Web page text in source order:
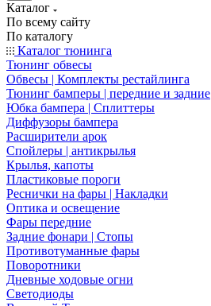
Каталог
По всему сайту
По каталогу
Каталог тюнинга
Тюнинг обвесы
Обвесы | Комплекты рестайлинга
Тюнинг бамперы | передние и задние
Юбка бампера | Сплиттеры
Диффузоры бампера
Расширители арок
Спойлеры | антикрылья
Крылья, капоты
Пластиковые пороги
Реснички на фары | Накладки
Оптика и освещение
Фары передние
Задние фонари | Стопы
Противотуманные фары
Поворотники
Дневные ходовые огни
Светодиоды